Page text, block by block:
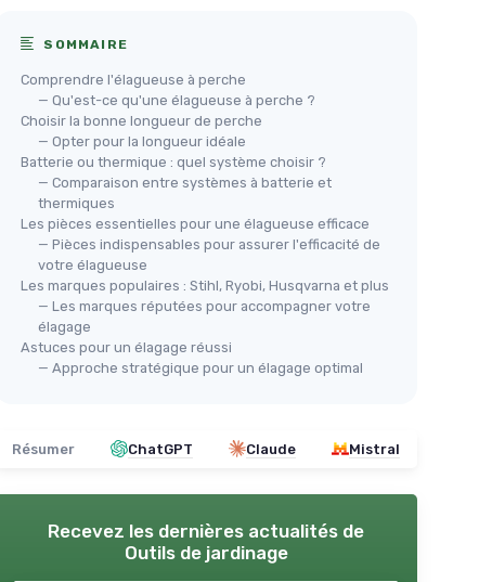
SOMMAIRE
Comprendre l'élagueuse à perche
— Qu'est-ce qu'une élagueuse à perche ?
Choisir la bonne longueur de perche
— Opter pour la longueur idéale
Batterie ou thermique : quel système choisir ?
— Comparaison entre systèmes à batterie et
thermiques
Les pièces essentielles pour une élagueuse efficace
— Pièces indispensables pour assurer l'efficacité de
votre élagueuse
Les marques populaires : Stihl, Ryobi, Husqvarna et plus
— Les marques réputées pour accompagner votre
élagage
Astuces pour un élagage réussi
— Approche stratégique pour un élagage optimal
Résumer ChatGPT Claude Mistral
Recevez les dernières actualités de
Outils de jardinage